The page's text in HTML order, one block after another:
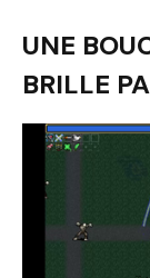
UNE
BRILLE